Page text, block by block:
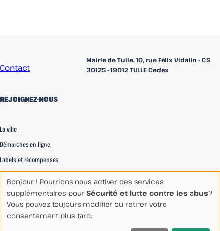
Contact
Mairie de Tulle, 10, rue Félix Vidalin - CS
30125 - 19012 TULLE Cedex
REJOIGNEZ-NOUS
La ville
Démarches en ligne
Labels et récompenses
Recrutements
Espace Communication
Espace Agents
Bonjour ! Pourrions-nous activer des services
supplémentaires pour Sécurité et lutte contre les abus?
Vous pouvez toujours modifier ou retirer votre
consentement plus tard.